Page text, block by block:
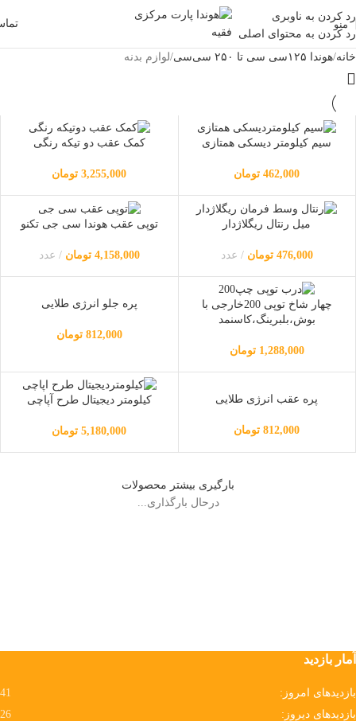
رد کردن به ناوبری
رد کردن به محتوای اصلی
منو
خانه هوندا ۱۲۵سی سی تا ۲۵۰ سی‌سی لوازم بدنه
سیم کیلومتر دیسکی همتازی
462,000 تومان
کمک عقب دو تیکه رنگی
3,255,000 تومان
میل رنتال ریگلاژدار
476,000 تومان عدد
توپی عقب هوندا سی جی تکنو
4,158,000 تومان عدد
چهار شاخ توپی 200خارجی با
بوش،بلبرینگ،کاسنمد
1,288,000 تومان
پره جلو انرژی طلایی
812,000 تومان
پره عقب انرژی طلایی
812,000 تومان
کیلومتر دیجیتال طرح آپاچی
5,180,000 تومان
بارگیری بیشتر محصولات
درحال بارگذاری...
آمار بازدید
بازدیدهای امروز:
41
بازدیدهای دیروز:
26